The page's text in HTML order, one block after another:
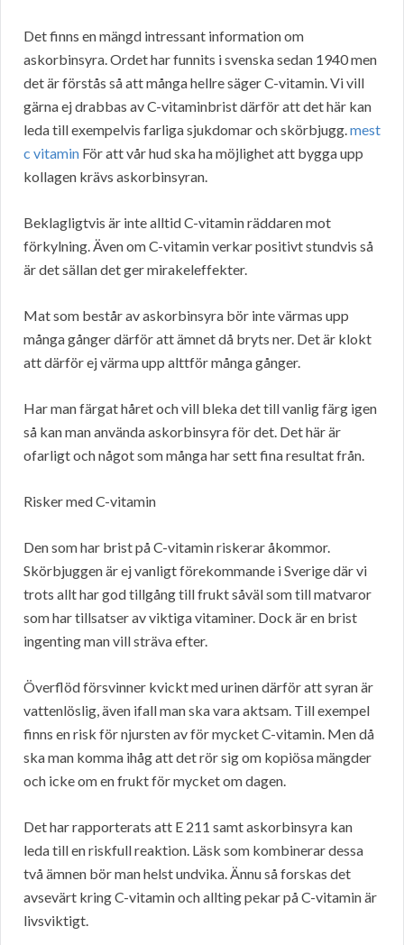
Det finns en mängd intressant information om
askorbinsyra. Ordet har funnits i svenska sedan 1940 men
det är förstås så att många hellre säger C-vitamin. Vi vill
gärna ej drabbas av C-vitaminbrist därför att det här kan
leda till exempelvis farliga sjukdomar och skörbjugg.mest
c vitamin För att vår hud ska ha möjlighet att bygga upp
kollagen krävs askorbinsyran.
Beklagligtvis är inte alltid C-vitamin räddaren mot
förkylning. Även om C-vitamin verkar positivt stundvis så
är det sällan det ger mirakeleffekter.
Mat som består av askorbinsyra bör inte värmas upp
många gånger därför att ämnet då bryts ner. Det är klokt
att därför ej värma upp alttför många gånger.
Har man färgat håret och vill bleka det till vanlig färg igen
så kan man använda askorbinsyra för det. Det här är
ofarligt och något som många har sett fina resultat från.
Risker med C-vitamin
Den som har brist på C-vitamin riskerar åkommor.
Skörbjuggen är ej vanligt förekommande i Sverige där vi
trots allt har god tillgång till frukt såväl som till matvaror
som har tillsatser av viktiga vitaminer. Dock är en brist
ingenting man vill sträva efter.
Överflöd försvinner kvickt med urinen därför att syran är
vattenlöslig, även ifall man ska vara aktsam. Till exempel
finns en risk för njursten av för mycket C-vitamin. Men då
ska man komma ihåg att det rör sig om kopiösa mängder
och icke om en frukt för mycket om dagen.
Det har rapporterats att E 211 samt askorbinsyra kan
leda till en riskfull reaktion. Läsk som kombinerar dessa
två ämnen bör man helst undvika. Ännu så forskas det
avsevärt kring C-vitamin och allting pekar på C-vitamin är
livsviktigt.